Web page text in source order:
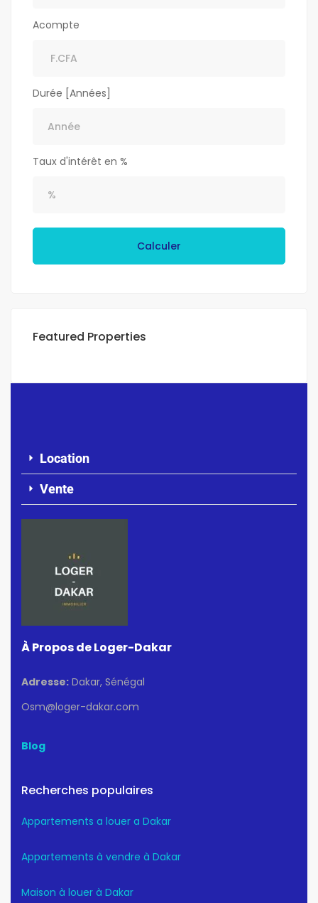
Acompte
Durée [Années]
Taux d'intérêt en %
Calculer
Featured Properties
Location
Vente
À Propos de Loger-Dakar
Adresse: Dakar, Sénégal
Osm@loger-dakar.com
Blog
Recherches populaires
Appartements a louer a Dakar
Appartements à vendre à Dakar
Maison à louer à Dakar